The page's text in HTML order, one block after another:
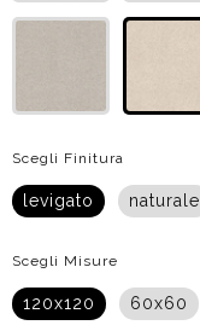
Scegli Finitura
levigato naturale
Scegli Misure
120x120 60x60